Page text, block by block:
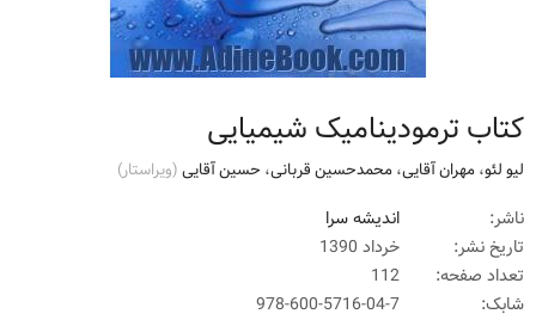
کتاب ترمودینامیک شیمیایی
لیو لئو،مهران آقایی،محمدحسین قربانی، حسین آقایی(ويراستار)
ناشر:
اندیشه سرا
تاریخ نشر:
خرداد 1390
تعداد صفحه:
شابک:
978-600-5716-04-7